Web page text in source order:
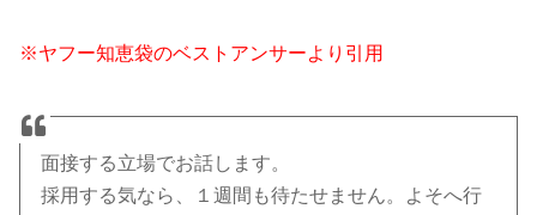
※ヤフー知恵袋のベストアンサーより引用
面接する立場でお話します。
採用する気なら、１週間も待たせません。よそへ行